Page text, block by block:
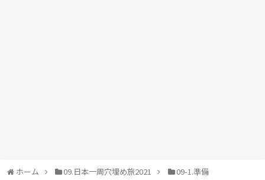
ホーム 09.日本一周穴埋め旅2021 09-1.準備